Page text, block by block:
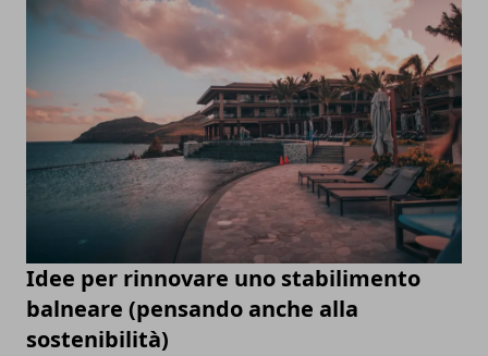
Idee per rinnovare uno stabilimento
balneare (pensando anche alla
sostenibilità)